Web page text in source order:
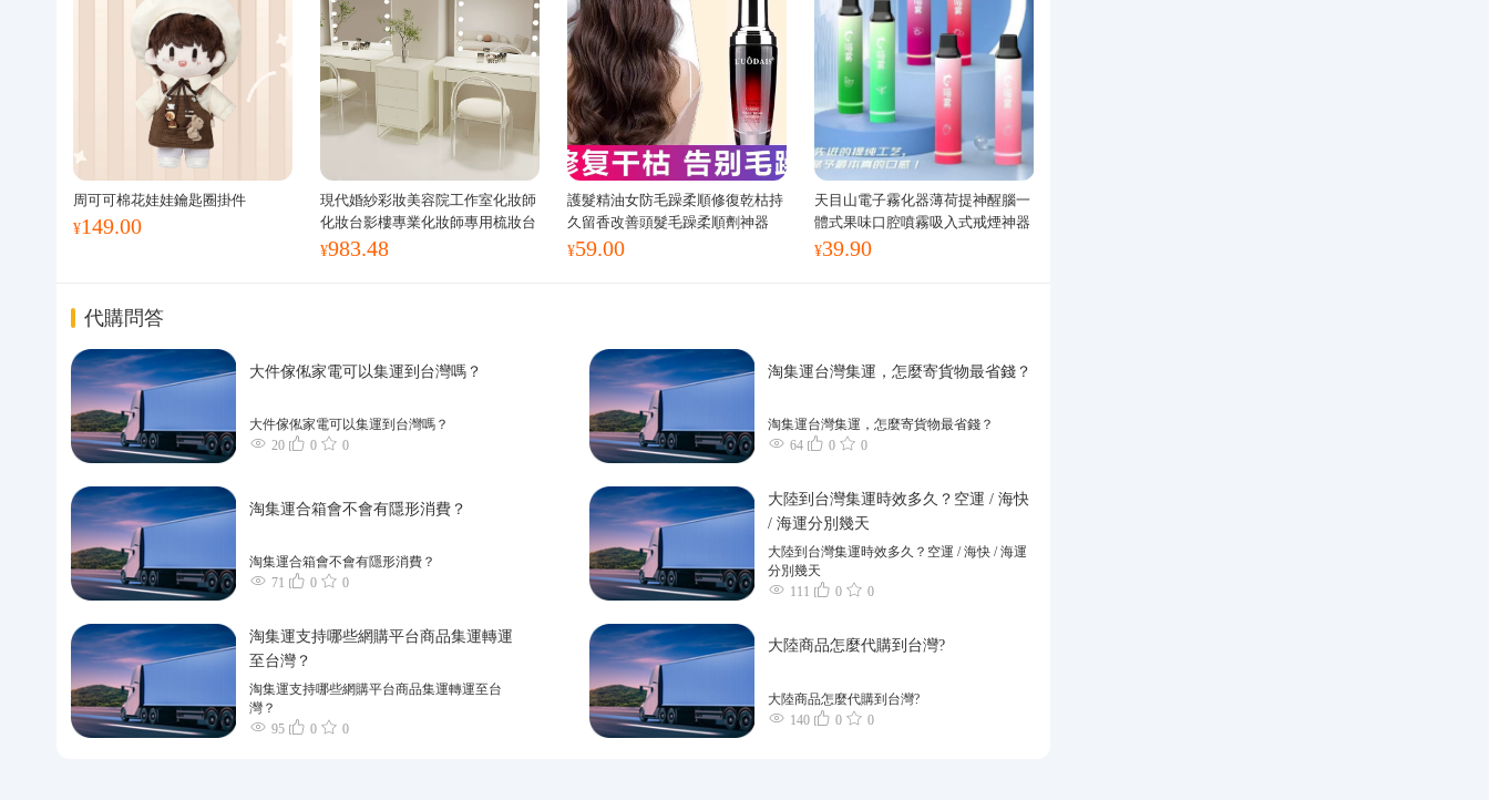
周可可棉花娃娃鑰匙圈掛件
¥149.00
現代婚紗彩妝美容院工作室化妝師
化妝台影樓專業化妝師專用梳妝台
¥983.48
護髮精油女防毛躁柔順修復乾枯持
久留香改善頭髮毛躁柔順劑神器
¥59.00
天目山電子霧化器薄荷提神醒腦一
體式果味口腔噴霧吸入式戒煙神器
¥39.90
代購問答
大件傢俬家電可以集運到台灣嗎？
大件傢俬家電可以集運到台灣嗎？
20
0 0
淘集運台灣集運，怎麼寄貨物最省錢？
淘集運台灣集運，怎麼寄貨物最省錢？
64
0 0
淘集運合箱會不會有隱形消費？
淘集運合箱會不會有隱形消費？
71
0 0
大陸到台灣集運時效多久？空運 / 海快
/ 海運分別幾天
大陸到台灣集運時效多久？空運 / 海快 / 海運
分別幾天
111
0 0
淘集運支持哪些網購平台商品集運轉運
至台灣？
淘集運支持哪些網購平台商品集運轉運至台
灣？
95
0 0
大陸商品怎麼代購到台灣?
大陸商品怎麼代購到台灣?
140
0 0